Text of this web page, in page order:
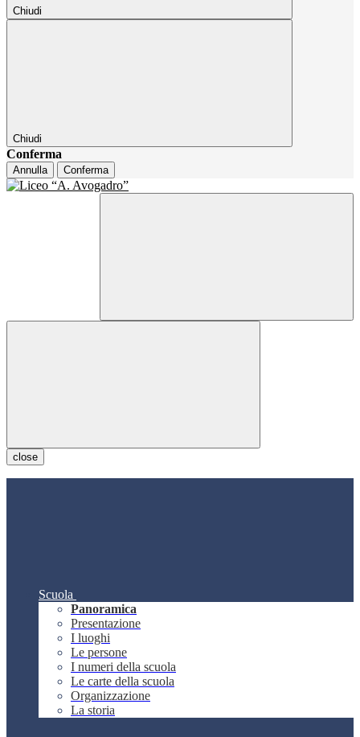
Chiudi
Chiudi
Conferma
Annulla Conferma
close
Scuola
Panoramica
Presentazione
I luoghi
Le persone
I numeri della scuola
Le carte della scuola
Organizzazione
La storia